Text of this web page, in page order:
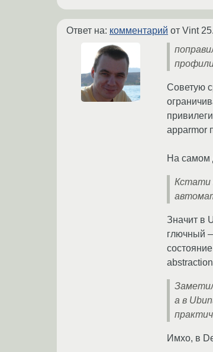
Ответ на: комментарий от Vint
Советую
apparmor
На самом
Кстати
Значит в
глючный
а в
Имхо, в